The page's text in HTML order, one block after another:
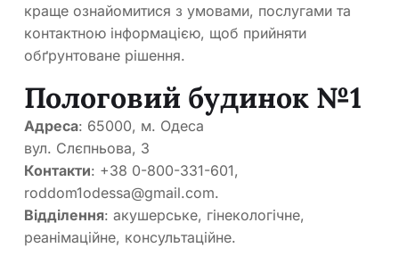
краще ознайомитися з умовами, послугами та
контактною інформацією, щоб прийняти
обґрунтоване рішення.
Пологовий будинок №1
Адреса: 65000, м. Одеса
вул. Слєпньова, 3
Контакти: +38 0-800-331-601,
roddom1odessa@gmail.com.
Відділення: акушерське, гінекологічне,
реанімаційне, консультаційне.